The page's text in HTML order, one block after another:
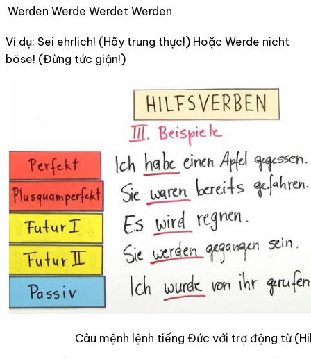
Werden Werde Werdet Werden
Ví dụ: Sei ehrlich! (Hãy trung thực!) Hoặc Werde nicht
böse! (Đừng tức giận!)
Câu mệnh lệnh tiếng Đức với trợ động từ